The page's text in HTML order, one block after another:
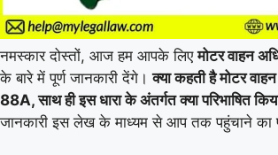
नमस्कार दोस्तों, आज हम आपके लिएमोटर वाहन
के बारे में पूर्ण जानकारी देंगे।क्या कहती है मोटर
88A, साथ ही इस धारा के अंतर्गत क्या परिभाषित
जानकारी इस लेख के माध्यम से आप तक पहुंचाने का